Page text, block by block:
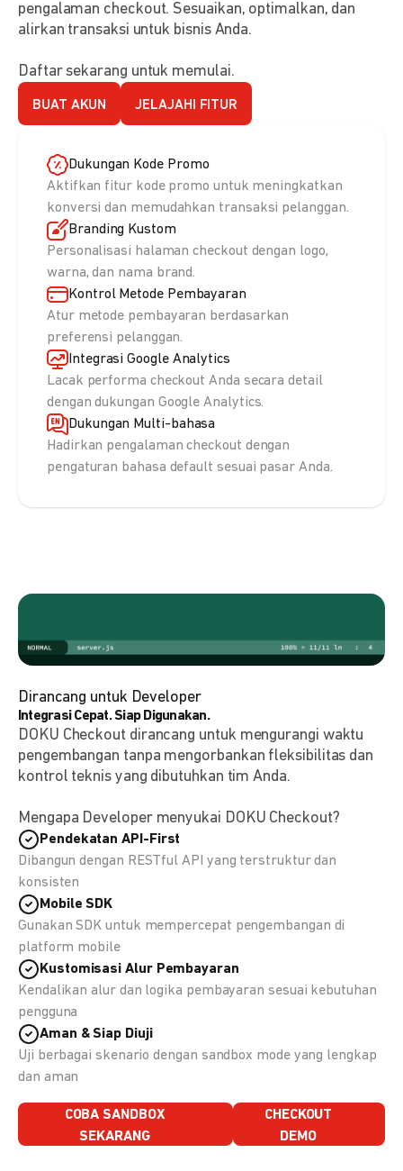
pengalaman checkout. Sesuaikan, optimalkan, dan
alirkan transaksi untuk bisnis Anda.
Daftar sekarang untuk memulai.
BUAT AKUN JELAJAHI FITUR
Dukungan Kode Promo
Aktifkan fitur kode promo untuk meningkatkan
konversi dan memudahkan transaksi pelanggan.
Branding Kustom
Personalisasi halaman checkout dengan logo,
warna, dan nama brand.
Kontrol Metode Pembayaran
Atur metode pembayaran berdasarkan
preferensi pelanggan.
Integrasi Google Analytics
Lacak performa checkout Anda secara detail
dengan dukungan Google Analytics.
Dukungan Multi-bahasa
Hadirkan pengalaman checkout dengan
pengaturan bahasa default sesuai pasar Anda.
Dirancang untuk Developer
Integrasi Cepat. Siap Digunakan.
DOKU Checkout dirancang untuk mengurangi waktu
pengembangan tanpa mengorbankan fleksibilitas dan
kontrol teknis yang dibutuhkan tim Anda.
Mengapa Developer menyukai DOKU Checkout?
Pendekatan API-First
Dibangun dengan RESTful API yang terstruktur dan
konsisten
Mobile SDK
Gunakan SDK untuk mempercepat pengembangan di
platform mobile
Kustomisasi Alur Pembayaran
Kendalikan alur dan logika pembayaran sesuai kebutuhan
pengguna
Aman & Siap Diuji
Uji berbagai skenario dengan sandbox mode yang lengkap
dan aman
COBA SANDBOX
SEKARANG
CHECKOUT
DEMO